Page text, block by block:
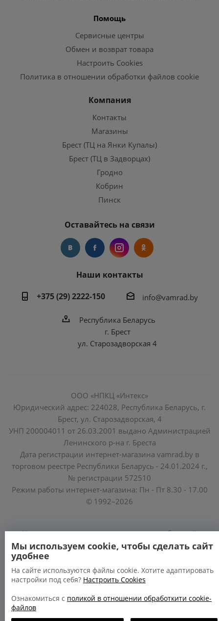
Помощь
Сервисные центры
Обмен и возврат товара
Настроить Cookies
Политика в отношении обработки файлов cookie
Компания
Контакты
Магазины
Брест (ТЦ на Янки Купалы)
Брест (ТЦ в Задворцах)
Гродно
Кобрин
Пинск
Оставайтесь на связи
Наши контакты
+375 (29) 2222-150
info@vamrad.by
Республика Беларусь
г. Брест
ул. Старозадворская 4
ООО «НПКЦ «Интекс»
Юридический адрес: 224028, Республика Беларусь, г.
Брест, ул. Старозадворская, 4
УНП 200004011 от 26.03.2001 выдано Администрацией
Ленинского р-на г. Бреста
Дата регистрации интернет-магазина vamrad.by в
торговом реестре Республики Беларусь - 24.01.2024 г.,
№ регистрации 572510
Режим работы интернет-магазина: Пн - Пт 8.30 - 17.00
© 1992–2026
Уполномоченные по защите прав потребителей
облисполкомов, Минского горисполкома:
https://www.mart.gov.by/activity/zashchita-prav-
potrebiteley/
БРЕСТСКАЯ ОБЛАСТЬ тел. (80162) 26 97 69;
Мы используем cookie, чтобы сделать сайт
удобнее
На сайте используются файлы cookie. Хотите адаптировать
настройки под себя? Настроить Cookies
Ознакомиться с поликой в отношении обработкити cookie-
файлов